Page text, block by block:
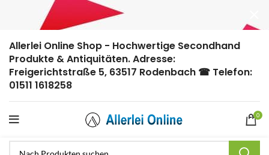
Allerlei Online Shop - Hochwertige Secondhand
Produkte & Antiquitäten. Adresse:
Freigerichtstraße 5, 63517 Rodenbach ☎ Telefon:
01511 1618258
0